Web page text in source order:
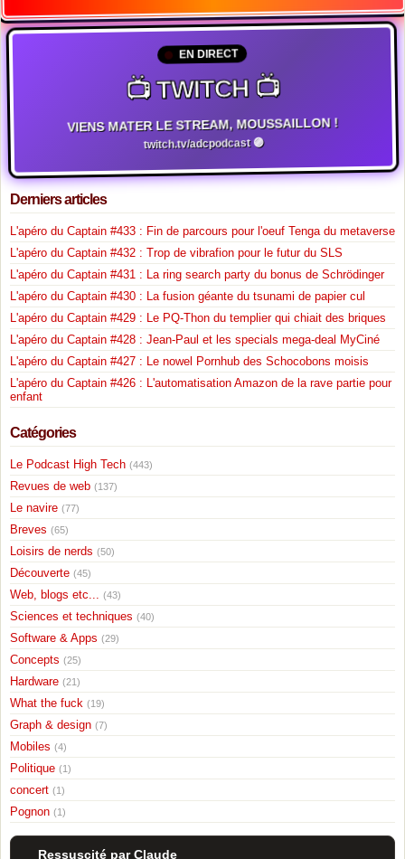
Sans toi, l'ADC coule à pic, sale rat ! 🐀
📺 TWITCH 📺
VIENS MATER LE STREAM, MOUSSAILLON !
Derniers articles
L'apéro du Captain #433 : Fin de parcours pour l'oeuf Tenga du metaverse
L'apéro du Captain #432 : Trop de vibrafion pour le futur du SLS
L'apéro du Captain #431 : La ring search party du bonus de Schrödinger
L'apéro du Captain #430 : La fusion géante du tsunami de papier cul
L'apéro du Captain #429 : Le PQ-Thon du templier qui chiait des briques
L'apéro du Captain #428 : Jean-Paul et les specials mega-deal MyCiné
L'apéro du Captain #427 : Le nowel Pornhub des Schocobons moisis
L'apéro du Captain #426 : L'automatisation Amazon de la rave partie pour
Catégories
Le Podcast High Tech
Revues de web
Le navire (77)
Breves (65)
Loisirs de nerds
Découverte (45)
Web, blogs etc... (43)
Sciences et techniques
Software & Apps
Concepts (25)
Hardware (21)
What the fuck (19)
Graph & design
Mobiles (4)
Politique (1)
concert (1)